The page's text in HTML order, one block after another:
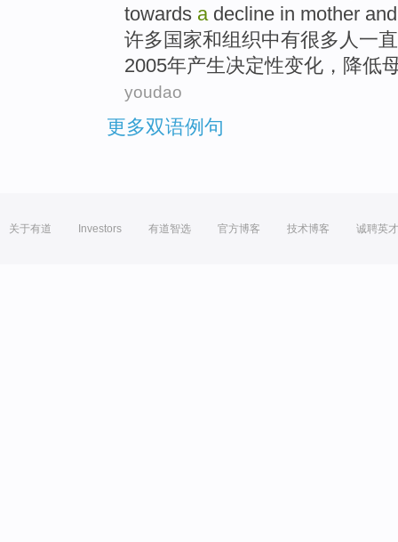
towards a decline in mother and
许多 国家和组织中有很多 人 一
2005年产生决定性变化 ， 降低
youdao
更多双语例句
关于有道 Investors 有道智选 官方博客 技术博客 诚聘英才